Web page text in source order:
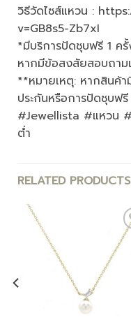
วิธีวัดไซส์แหวน :
v=GB8s5-Zb7xI
*มีบริการปัดชุบฟรี 1 ค
หากมีข้อสงสัยสอบถาม
**หมายเหตุ: หากสินค้า
ประกันหรือการปัดชุบฟรี
#Jewellista #แหวน
ต่ำ
RELATED PRODUCTS